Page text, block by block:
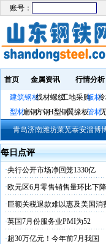
账号：
首页 金属资讯 行情分析
建筑钢材线材螺纹工地采购板材
型材扁钢方钢H型钢翼缘板管材
青岛济南潍坊莱芜泰安淄博
每日点评
·央行公开市场净回笼1330亿
·欧元区6月零售销售量环比下降
· 巨额关税退款难以惠及美国消
·英国7月份服务业PMI为52
·超30万亿元！今年前7月我国